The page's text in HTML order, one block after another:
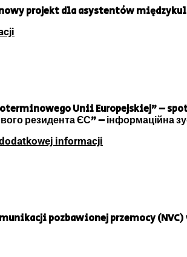
nowy projekt dla asystentów
Unii Europejskiej” –
резидента ЄС” – інформаційна
informacji
pozbawionej przemocy